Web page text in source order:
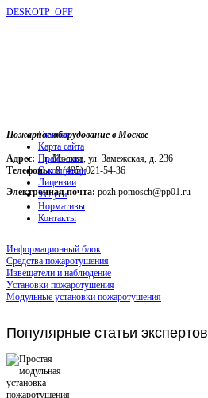
DESKOTP_OFF
Пожарное оборудование в Москве
Адрес: г. Москва, ул. Замежская, д. 236
Телефоны:8 (495) 021-54-36
Электронная почта: pozh.pomosch@pp01.ru
Главная
Карта сайта
Прайс-лист
О компании
Лицензии
Услуги
Нормативы
Контакты
Информационный блок
Средства пожаротушения
Извещатели и наблюдение
Установки пожаротушения
Модульные установки пожаротушения
Популярные статьи экспертов